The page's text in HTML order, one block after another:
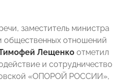
заместитель министра
общественных отношений
Лещенко отметил
и сотрудничество
«ОПОРОЙ РОССИИ»,